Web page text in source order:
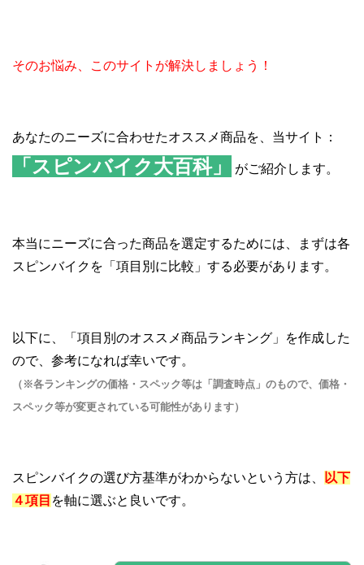
そのお悩み、このサイトが解決しましょう！
あなたのニーズに合わせたオススメ商品を、当サイト：
「スピンバイク大百科」 がご紹介します。
本当にニーズに合った商品を選定するためには、まずは各
スピンバイクを「項目別に比較」する必要があります。
以下に、「項目別のオススメ商品ランキング」を作成した
ので、参考になれば幸いです。
（※各ランキングの価格・スペック等は「調査時点」のもので、価格・
スペック等が変更されている可能性があります）
スピンバイクの選び方基準がわからないという方は、
以下
４項目 を軸に選ぶと良いです。